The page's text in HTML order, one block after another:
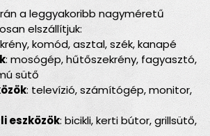
a leggyakoribb nagyméretű
elszállítjuk:
komód, asztal, szék, kanapé
: mosógép, hűtőszekrény, fagyasztó,
sütő
: televízió, számítógép, monitor,
eszközök: bicikli, kerti bútor, grillsütő,